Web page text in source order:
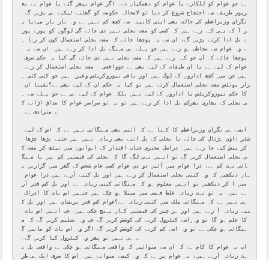
ہے جو عوام کو للکارے یا عوام کو دھمکیاں دے۔ اگر عوام بپھر گئے یا عوام نے بھ
رپور طریقے سے احتجاج شروع کر دیا تو لامحالہ حکومت کو گھٹنے ٹیکنے ہی پڑیں گے۔
نگران وزیراعظم کی حالت بھی اپنی کابینہ سے کچھ کم نہیں ہے وہ بار بار میڈیا پ
ر آ کے یہی کہہ رہے ہیں کہ کسی کو مفت بجلی نہیں دی جائے گی لوگوں کو پورے پور
ے بل ادا کرنے پڑیں گے، ان سے یہ پوچھا جائے کہ مفت بجلی استعمال کون کر رہا ہ
پوچھا جائے کہ آپ جو کہہ رہے ہیں کہ مفت بجلی نہیں دی جائے گی کیا یہ حکم صرف
ہیں جن میں کچھ اداروں کے لوگ ہیں اور باقی بیوروکریٹس وغیرہ ہیں جو کئی کئی ہ
کا حکم بیوروکریٹس یا اداروں کے لیے نہیں بلکہ عوام کے لیے ہی ہے جو پہلے سے ہ
ی بجلی کے بھاری بھرکم بل ادا کر رہے ہیں تو یہ تو سراسر عوام کا مذاق اڑانے ک
ے مترادف ہے۔
کر پیش کیے جا رہے ہیں۔ دراصل محترم جناب اقتدار کے ایوانوں میں بیٹھ کر مفت ک
ی بجلی استعمال کریں گے تو انہیں یہی لگے گا کہ بجلی کی قیمتیں کم ہیں یا مہنگ
ائی بہت کم ہے، ذرا عوام میں آئیں دو دن عوام کسی عام شخص کے گھر میں گزاریں ی
میں ا کر دیکھیں تو انہیں معلوم ہو کہ مہنگائی کتنی زیادہ ہے اور بل کس قدر آر
ہی نہیں ہے کہ مہنگائی ملک میں کتنی زیادہ ہے؟عوام کس قدر پریشان ہیں اور بل ک
کا علم ہو گا تو وہ ٍاسے کنٹرول کرنے کی کوشش کریں گے جب وہ تسلیم کریں گے کہ م
ہنگائی ہو چکی ہے تو وہ اسے کم کرنے کی کوشش کریں گے اگر وہ اس بات کو مانیں گ
ے ہی نہیں تو پھر وہ کنٹرول کیا کریں گے۔
اب یہ عوام کا کام ہے کہ ان سے منوائیں کہ واقعی مہنگائی ہو چکی ہے واقعی بل ب
ہت زیادہ آرہے ہیں، یہ عوام پر ہے کہ وہ کیسے منواتے ہیں۔ اس کا صرف ایک ہی طر